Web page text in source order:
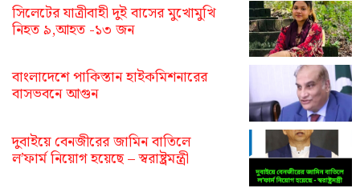
সিলেটের যাত্রীবাহী দুই বাসের মুখোমুখি
নিহত ৯,আহত -১৩ জন
বাংলাদেশে পাকিস্তান হাইকমিশনারের
বাসভবনে আগুন
দুবাইয়ে বেনজীরের জামিন বাতিলে
ল’ফার্ম নিয়োগ হয়েছে – স্বরাষ্ট্রমন্ত্রী